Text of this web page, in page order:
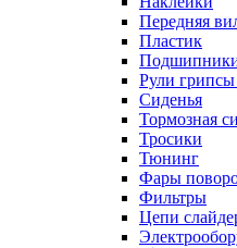
Передняя
Пластик
Рули
Сиденья
Тормозная
Тросики
Тюнинг
Фары
Фильтры
Цепи